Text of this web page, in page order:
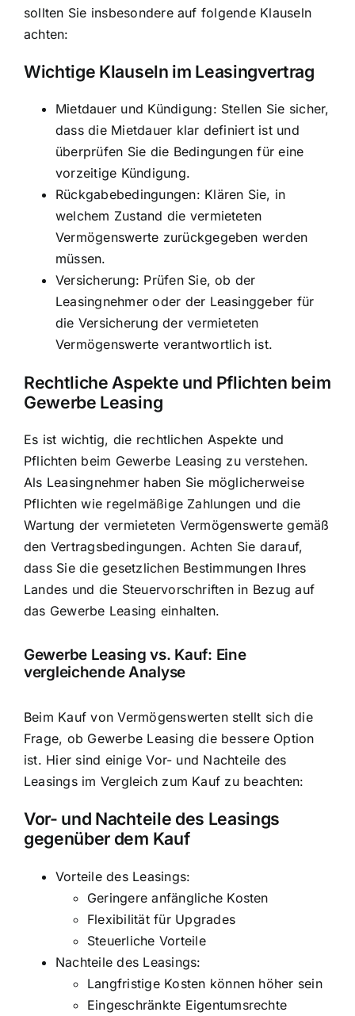
sollten Sie insbesondere auf folgende Klauseln
achten:
Wichtige Klauseln im Leasingvertrag
Mietdauer und Kündigung: Stellen Sie sicher,
dass die Mietdauer klar definiert ist und
überprüfen Sie die Bedingungen für eine
vorzeitige Kündigung.
Rückgabebedingungen: Klären Sie, in
welchem Zustand die vermieteten
Vermögenswerte zurückgegeben werden
müssen.
Versicherung: Prüfen Sie, ob der
Leasingnehmer oder der Leasinggeber für
die Versicherung der vermieteten
Vermögenswerte verantwortlich ist.
Rechtliche Aspekte und Pflichten beim
Gewerbe Leasing
Es ist wichtig, die rechtlichen Aspekte und
Pflichten beim Gewerbe Leasing zu verstehen.
Als Leasingnehmer haben Sie möglicherweise
Pflichten wie regelmäßige Zahlungen und die
Wartung der vermieteten Vermögenswerte gemäß
den Vertragsbedingungen. Achten Sie darauf,
dass Sie die gesetzlichen Bestimmungen Ihres
Landes und die Steuervorschriften in Bezug auf
das Gewerbe Leasing einhalten.
Gewerbe Leasing vs. Kauf: Eine
vergleichende Analyse
Beim Kauf von Vermögenswerten stellt sich die
Frage, ob Gewerbe Leasing die bessere Option
ist. Hier sind einige Vor- und Nachteile des
Leasings im Vergleich zum Kauf zu beachten:
Vor- und Nachteile des Leasings
gegenüber dem Kauf
Vorteile des Leasings:
Geringere anfängliche Kosten
Flexibilität für Upgrades
Steuerliche Vorteile
Nachteile des Leasings:
Langfristige Kosten können höher sein
Eingeschränkte Eigentumsrechte